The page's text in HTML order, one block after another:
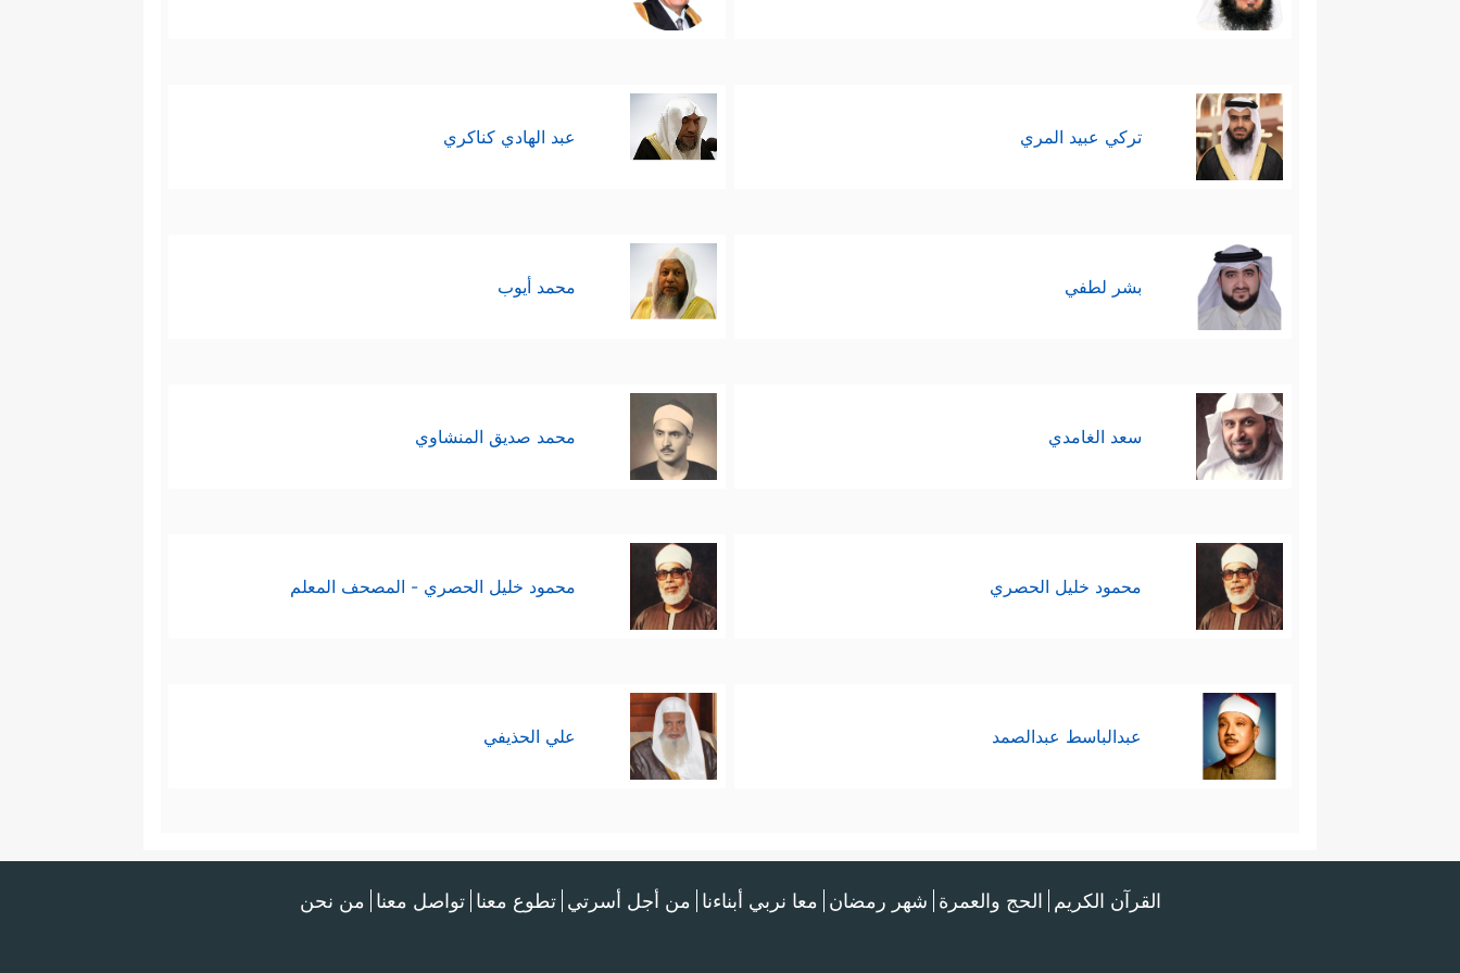
تركي عبيد المري عبد الهادي كناكري
بشر لطفي محمد أيوب
سعد الغامدي محمد صديق المنشاوي
محمود خليل الحصري محمود خليل الحصري - المصحف المعلم
عبدالباسط عبدالصمد علي الحذيفي
القرآن الكريم الحج والعمرة شهر رمضان معا نربي أبناءنا من أجل أسرتي تطوع معنا تواصل معنا من نحن